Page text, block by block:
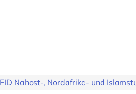
FID Nahost-, Nordafrika- und